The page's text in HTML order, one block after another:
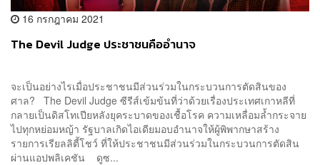
16 กรกฎาคม 2021
The Devil Judge ประชาชนคืออำนาจ
จะเป็นอย่างไรเมื่อประชาชนมีส่วนร่วมในกระบวนการตัดสินของ
ศาล? The Devil Judge ซีรีส์เข้มข้นที่ว่าด้วยเรื่องประเทศเกาหลีที่
กลายเป็นดิสโทเปียหลังยุคระบาดของเชื้อโรค ความเหลื่อมล้ำกระจาย
ไปทุกหย่อมหญ้า รัฐบาลเกิดไอเดียมอบอำนาจให้ผู้พิพากษาสร้าง
รายการเรียลลิตี้โชว์ ที่ให้ประชาชนมีส่วนร่วมในกระบวนการตัดสิน
ผ่านแอปพลิเคชัน ดูซ...